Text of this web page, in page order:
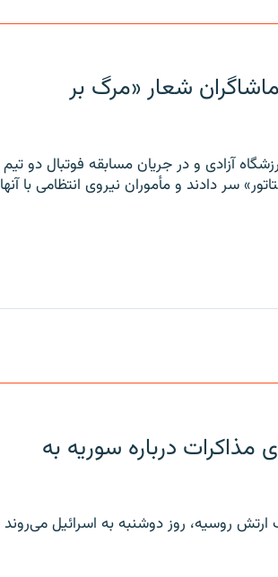
شعار «مرگ بر
آزادی و در جریان مسابقه فوتبال دو تیم
سر دادند و مأموران نیروی انتظامی با آنها
درباره سوریه به
روسیه، روز دوشنبه به اسرائیل می‌روند